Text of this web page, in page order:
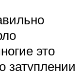
это
затуплении